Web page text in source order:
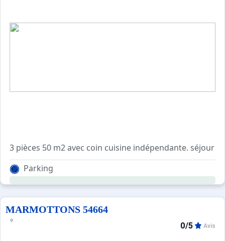
3 pièces 50 m2 avec coin cuisine indépendante. séjour :
chambre 1 : 1 lit
Parking
MARMOTTONS 54664
0/5 Avis